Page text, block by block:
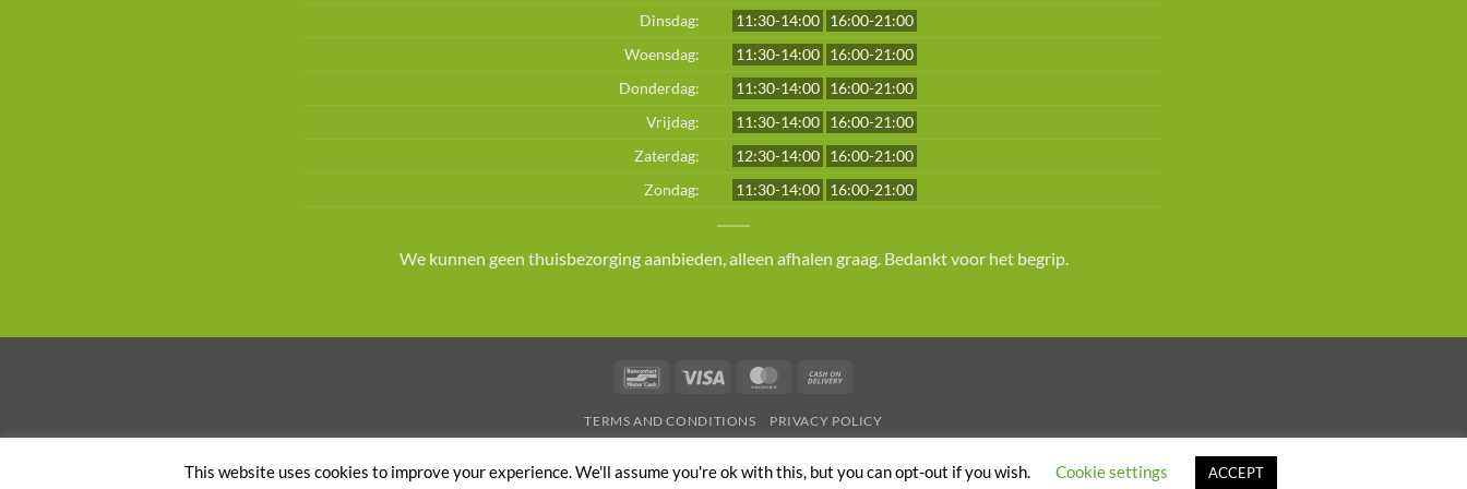
Dinsdag: 11:30-14:00 16:00-21:00
Woensdag:
11:30-14:00 16:00-21:00
Donderdag:
11:30-14:00 16:00-21:00
Vrijdag:
11:30-14:00 16:00-21:00
Zaterdag:
12:30-14:00 16:00-21:00
Zondag:
11:30-14:00 16:00-21:00
We kunnen geen thuisbezorging aanbieden, alleen afhalen graag. Bedankt voor het begrip.
BancontactVisa MasterCard
Delivery
TERMS AND CONDITIONS PRIVACY POLICY
This website uses cookies to improve your experience. We'll assume you're ok with this, but you can opt-out if you wish. Cookie settings ACCEPT